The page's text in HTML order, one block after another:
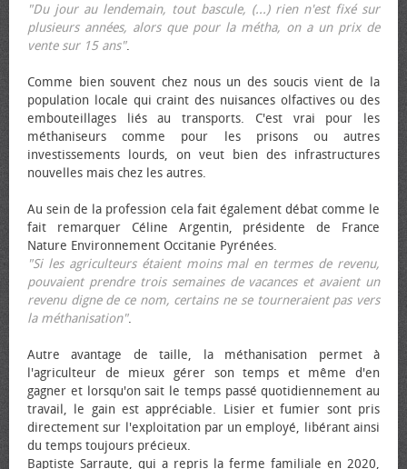
"Du jour au lendemain, tout bascule, (...) rien n'est fixé sur
plusieurs années, alors que pour la métha, on a un prix de
vente sur 15 ans".
Comme bien souvent chez nous un des soucis vient de la
population locale qui craint des nuisances olfactives ou des
embouteillages liés au transports. C'est vrai pour les
méthaniseurs comme pour les prisons ou autres
investissements lourds, on veut bien des infrastructures
nouvelles mais chez les autres.
Au sein de la profession cela fait également débat comme le
fait remarquer Céline Argentin, présidente de France
Nature Environnement Occitanie Pyrénées.
"Si les agriculteurs étaient moins mal en termes de revenu,
pouvaient prendre trois semaines de vacances et avaient un
revenu digne de ce nom, certains ne se tourneraient pas vers
la méthanisation".
Autre avantage de taille, la méthanisation permet à
l'agriculteur de mieux gérer son temps et même d'en
gagner et lorsqu'on sait le temps passé quotidiennement au
travail, le gain est appréciable. Lisier et fumier sont pris
directement sur l'exploitation par un employé, libérant ainsi
du temps toujours précieux.
Baptiste Sarraute, qui a repris la ferme familiale en 2020,